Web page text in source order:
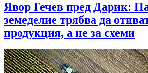
Явор Гечев пред Дарик:
земеделие трябва да
продукция, а не за схеми